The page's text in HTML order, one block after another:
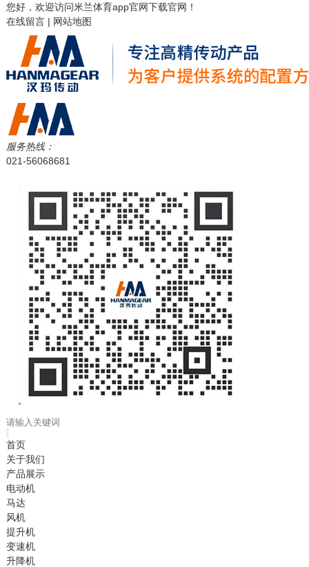
您好，欢迎访问米兰体育app官网下载官网！
在线留言| 网站地图
服务热线：
021-56068681
首页
关于我们
产品展示
电动机
马达
风机
提升机
变速机
升降机